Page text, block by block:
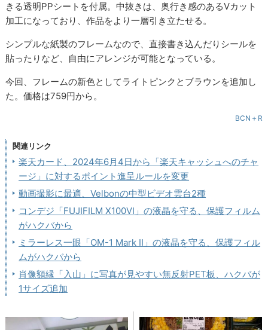
きる透明PPシートを付属。中抜きは、奥行き感のあるVカット
加工になっており、作品をより一層引き立たせる。
シンプルな紙製のフレームなので、直接書き込んだりシールを
貼ったりなど、自由にアレンジが可能となっている。
今回、フレームの新色としてライトピンクとブラウンを追加し
た。価格は759円から。
BCN＋R
関連リンク
楽天カード、2024年6月4日から「楽天キャッシュへのチャ
ージ」に対するポイント進呈ルールを変更
動画撮影に最適、Velbonの中型ビデオ雲台2種
コンデジ「FUJIFILM X100VI」の液晶を守る、保護フィルム
がハクバから
ミラーレス一眼「OM-1 Mark II」の液晶を守る、保護フィル
ムがハクバから
肖像額縁「入山」に写真が見やすい無反射PET板、ハクバが
1サイズ追加